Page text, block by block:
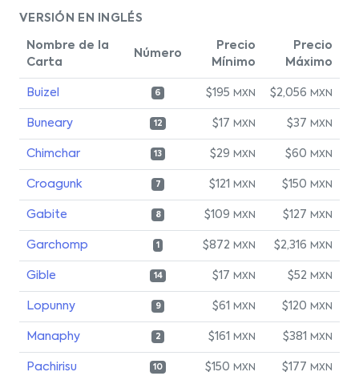
VERSIÓN EN INGLÉS
Nombre de la
Carta
Número
Precio
Mínimo
Precio
Máximo
Buizel 6 $195 MXN $2,056 MXN
Buneary 12 $17 MXN $37 MXN
Chimchar 13 $29 MXN $60 MXN
Croagunk 7 $121 MXN $150 MXN
Gabite 8 $109 MXN $127 MXN
Garchomp 1 $872 MXN $2,316 MXN
Gible 14 $17 MXN $52 MXN
Lopunny 9 $61 MXN $120 MXN
Manaphy 2 $161 MXN $381 MXN
Pachirisu 10 $150 MXN $177 MXN